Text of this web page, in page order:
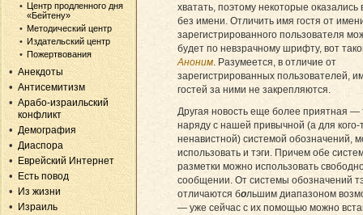
Центр продленного дня
«Бейтену»
Методический центр
Издательский центр
Пожертвования
Анекдоты
Антисемитизм
Арабо-израильский
конфликт
Демография
Диаспора
Еврейский Интернет
Есть повод
Из жизни
Израиль
хватать, поэтому некоторые
без имени. Отличить имя гостя от
зарегистрированного пользователя
будет по невзрачному шрифту, вот
Аноним. Разумеется, в отличие от
зарегистрированных пользователей,
гостей за ними не закрепляются.
Другая новость еще более приятная —
наряду с нашей привычной (а для
ненавистной) системой обозначений,
использовать и тэги. Причем обе
разметки можно использовать
сообщении. От системы обозначений
отличаются большим диапазоном
— уже сейчас с их помощью можно